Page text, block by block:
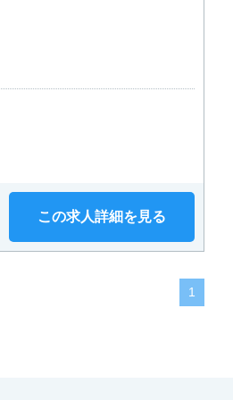
この求人詳細を見る
1